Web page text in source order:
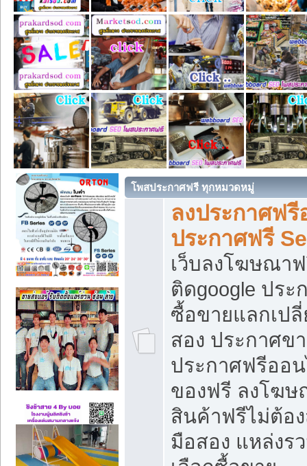
โพสประกาศฟรี ทุกหมวดหมู่
ลงประกาศฟ
ประกาศฟรี
เว็บลงโฆษณา
ติดgoogle ปร
ซื้อขายแลกเป
สอง ประกาศข
ประกาศฟรีออ
ของฟรี ลงโฆ
สินค้าฟรีไม่ต้อ
มือสอง แหล่งร